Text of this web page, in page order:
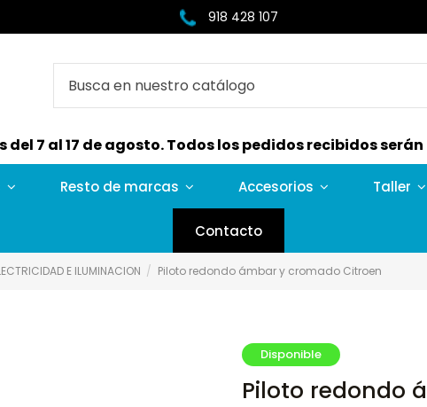
918 428 107
7 al 17 de agosto. Todos los pedidos recibidos
Resto de marcas Accesorios Taller
Contacto
E ILUMINACION Piloto redondo ámbar y cromado Citroen
Disponible
Piloto redondo